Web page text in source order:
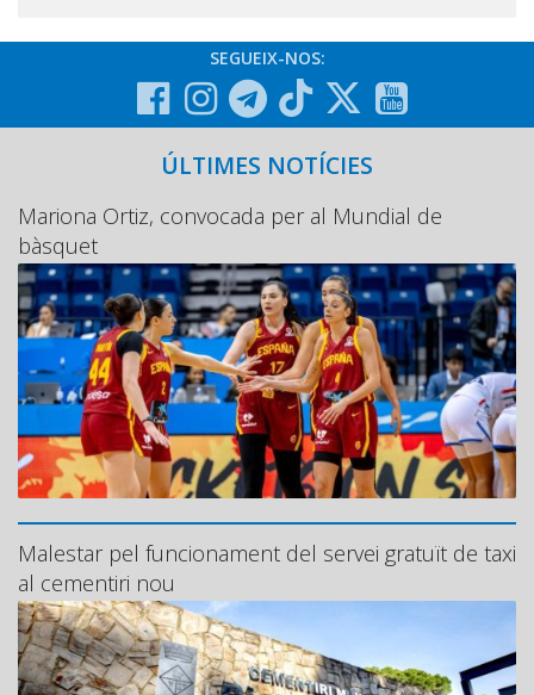
SEGUEIX-NOS:
ÚLTIMES NOTÍCIES
Mariona Ortiz, convocada per al Mundial de
bàsquet
Malestar pel funcionament del servei gratuït de taxi
al cementiri nou